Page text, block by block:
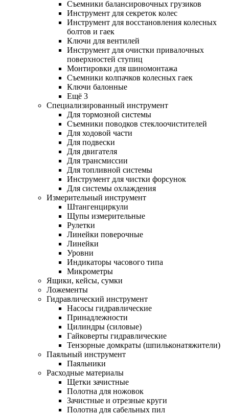
Съемники балансировочных грузиков
Инструмент для секреток колес
Инструмент для восстановления колесных
болтов и гаек
Ключи для вентилей
Инструмент для очистки привалочных
поверхностей ступиц
Монтировки для шиномонтажа
Съемники колпачков колесных гаек
Ключи балонные
Ещё 3
Специализированный инструмент
Для тормозной системы
Съемники поводков стеклоочистителей
Для ходовой части
Для подвески
Для двигателя
Для трансмиссии
Для топливной системы
Инструмент для чистки форсунок
Для системы охлаждения
Измерительный инструмент
Штангенциркули
Щупы измерительные
Рулетки
Линейки поверочные
Линейки
Уровни
Индикаторы часового типа
Микрометры
Ящики, кейсы, сумки
Ложементы
Гидравлический инструмент
Насосы гидравлические
Принадлежности
Цилиндры (силовые)
Гайковерты гидравлические
Тензорные домкраты (шпильконатяжители)
Паяльный инструмент
Паяльники
Расходные материалы
Щетки зачистные
Полотна для ножовок
Зачистные и отрезные круги
Полотна для сабельных пил